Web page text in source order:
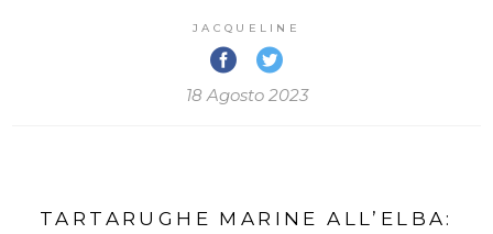
JACQUELINE
18 Agosto 2023
TARTARUGHE MARINE ALL’ELBA: